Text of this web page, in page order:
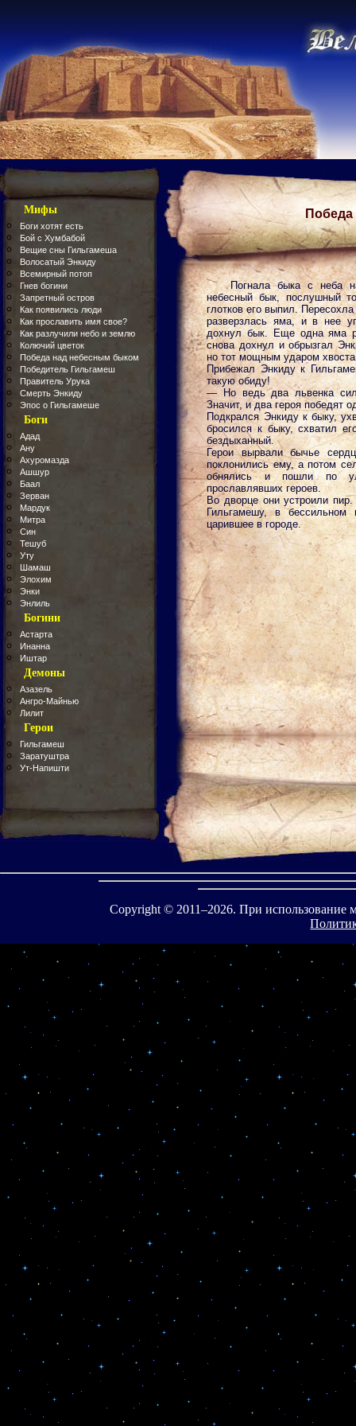
Мифы
Боги хотят есть
Бой с Хумбабой
Вещие сны Гильгамеша
Волосатый Энкиду
Всемирный потоп
Гнев богини
Запретный остров
Как появились люди
Как прославить имя свое?
Как разлучили небо и землю
Колючий цветок
Победа над небесным быком
Победитель Гильгамеш
Правитель Урука
Смерть Энкиду
Эпос о Гильгамеше
Боги
Адад
Ану
Ахуромазда
Ашшур
Баал
Зерван
Мардук
Митра
Син
Тешуб
Уту
Шамаш
Элохим
Энки
Энлиль
Богини
Астарта
Инанна
Иштар
Демоны
Азазель
Ангро-Майнью
Лилит
Герои
Гильгамеш
Заратуштра
Ут-Напишти
Погнала быка с неба
небесный бык, послушный
глотков его выпил.
разверзлась яма, и в нее
дохнул бык. Еще одна яма
снова дохнул и обрызгал
но тот мощным ударом хвоста
Прибежал Энкиду к
такую обиду!
— Но ведь два львенка
Значит, и два героя победят
Подкрался Энкиду к быку,
бросился к быку, схватил
бездыханный.
Герои вырвали бычье
поклонились ему, а потом
обнялись и пошли по
прославлявших героев.
Во дворце они устроили
Гильгамешу, в бессильном
царившее в городе.
Copyright © 2011–2026. При использование